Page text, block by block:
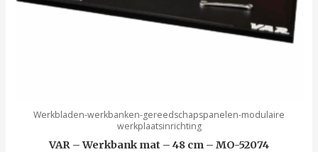
Werkbladen-werkbanken-gereedschapspanelen-modulaire
werkplaatsinrichting
VAR – Werkbank mat – 48 cm – MO-52074